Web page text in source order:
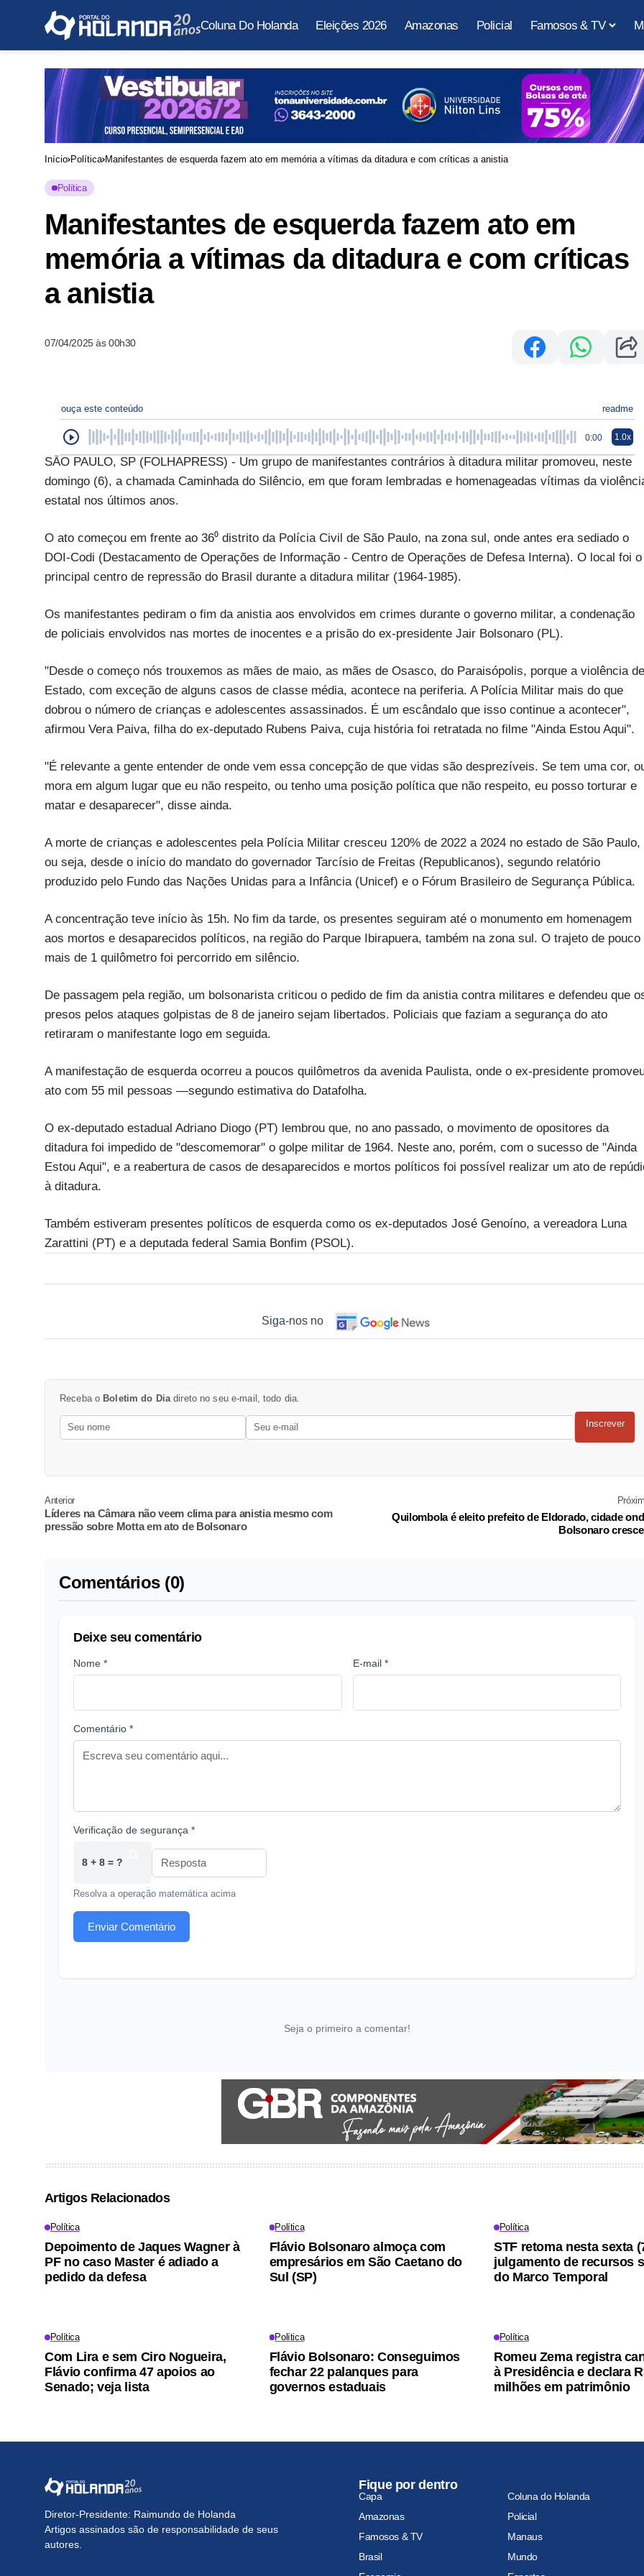
Coluna Do Holanda Eleições 2026 Amazonas Policial Famosos & TV
Início Política Manifestantes de esquerda fazem ato em memória a vítimas da ditadura e com críticas a anistia
Política
Manifestantes de esquerda fazem ato em
memória a vítimas da ditadura e com críticas
a anistia
07/04/2025 às 00h30
ouça este conteúdo readme
0:00 1.0x
SÃO PAULO, SP (FOLHAPRESS) - Um grupo de manifestantes contrários à ditadura militar promoveu, neste
domingo (6), a chamada Caminhada do Silêncio, em que foram lembradas e homenageadas vítimas da
estatal nos últimos anos.
O ato começou em frente ao 36⁰ distrito da Polícia Civil de São Paulo, na zona sul, onde antes era sediado o
DOI-Codi (Destacamento de Operações de Informação - Centro de Operações de Defesa Interna). O local foi o
principal centro de repressão do Brasil durante a ditadura militar (1964-1985).
Os manifestantes pediram o fim da anistia aos envolvidos em crimes durante o governo militar, a condenação
de policiais envolvidos nas mortes de inocentes e a prisão do ex-presidente Jair Bolsonaro (PL).
"Desde o começo nós trouxemos as mães de maio, as mães de Osasco, do Paraisópolis, porque a violência de
Estado, com exceção de alguns casos de classe média, acontece na periferia. A Polícia Militar mais do que
dobrou o número de crianças e adolescentes assassinados. É um escândalo que isso continue a acontecer",
afirmou Vera Paiva, filha do ex-deputado Rubens Paiva, cuja história foi retratada no filme "Ainda Estou Aqui".
"É relevante a gente entender de onde vem essa concepção de que vidas são desprezíveis. Se tem uma cor,
mora em algum lugar que eu não respeito, ou tenho uma posição política que não respeito, eu posso torturar e
matar e desaparecer", disse ainda.
A morte de crianças e adolescentes pela Polícia Militar cresceu 120% de 2022 a 2024 no estado de São Paulo,
ou seja, desde o início do mandato do governador Tarcísio de Freitas (Republicanos), segundo relatório
produzido pelo Fundo das Nações Unidas para a Infância (Unicef) e o Fórum Brasileiro de Segurança Pública.
A concentração teve início às 15h. No fim da tarde, os presentes seguiram até o monumento em homenagem
aos mortos e desaparecidos políticos, na região do Parque Ibirapuera, também na zona sul. O trajeto de pouco
mais de 1 quilômetro foi percorrido em silêncio.
De passagem pela região, um bolsonarista criticou o pedido de fim da anistia contra militares e defendeu que
presos pelos ataques golpistas de 8 de janeiro sejam libertados. Policiais que faziam a segurança do ato
retiraram o manifestante logo em seguida.
A manifestação de esquerda ocorreu a poucos quilômetros da avenida Paulista, onde o ex-presidente
ato com 55 mil pessoas —segundo estimativa do Datafolha.
O ex-deputado estadual Adriano Diogo (PT) lembrou que, no ano passado, o movimento de opositores da
ditadura foi impedido de "descomemorar" o golpe militar de 1964. Neste ano, porém, com o sucesso de "Ainda
Estou Aqui", e a reabertura de casos de desaparecidos e mortos políticos foi possível realizar um ato de
à ditadura.
Também estiveram presentes políticos de esquerda como os ex-deputados José Genoíno, a vereadora Luna
Zarattini (PT) e a deputada federal Samia Bonfim (PSOL).
Siga-nos no
Receba o Boletim do Dia direto no seu e-mail, todo dia.
Inscrever
Anterior
Líderes na Câmara não veem clima para anistia mesmo com
pressão sobre Motta em ato de Bolsonaro
Quilombola é eleito prefeito de Eldorado, cidade
Bolsonaro
Comentários (0)
Deixe seu comentário
Nome * E-mail *
Comentário *
Verificação de segurança *
8 + 8 = ?
Resolva a operação matemática acima
Enviar Comentário
Seja o primeiro a comentar!
Artigos Relacionados
Política
Depoimento de Jaques Wagner à
PF no caso Master é adiado a
pedido da defesa
Política
Flávio Bolsonaro almoça com
empresários em São Caetano do
Sul (SP)
Política
STF retoma nesta sexta
julgamento de recursos
do Marco Temporal
Política
Com Lira e sem Ciro Nogueira,
Flávio confirma 47 apoios ao
Senado; veja lista
Política
Flávio Bolsonaro: Conseguimos
fechar 22 palanques para
governos estaduais
Política
Romeu Zema registra
à Presidência e declara
milhões em patrimônio
Diretor-Presidente: Raimundo de Holanda
Artigos assinados são de responsabilidade de seus
autores.
Fique por dentro
Capa
Coluna do Holanda
Amazonas
Policial
Famosos & TV
Manaus
Brasil
Mundo